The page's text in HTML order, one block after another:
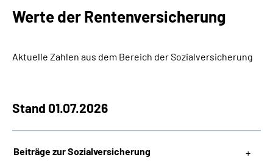
Rente
Beratung & Kontakt
Online-Services
Werte der Rentenversicherung
Aktuelle Zahlen aus dem Bereich der Sozialversicherung
Stand 01.07.2026
Beiträge zur Sozialversicherung